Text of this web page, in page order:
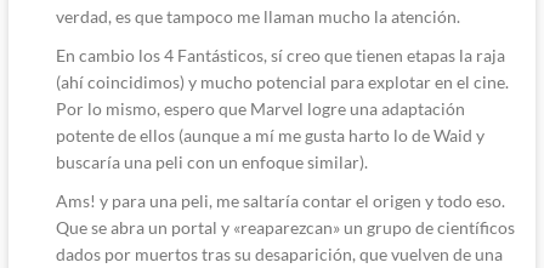
verdad, es que tampoco me llaman mucho la atención.
En cambio los 4 Fantásticos, sí creo que tienen etapas la raja
(ahí coincidimos) y mucho potencial para explotar en el cine.
Por lo mismo, espero que Marvel logre una adaptación
potente de ellos (aunque a mí me gusta harto lo de Waid y
buscaría una peli con un enfoque similar).
Ams! y para una peli, me saltaría contar el origen y todo eso.
Que se abra un portal y «reaparezcan» un grupo de científicos
dados por muertos tras su desaparición, que vuelven de una